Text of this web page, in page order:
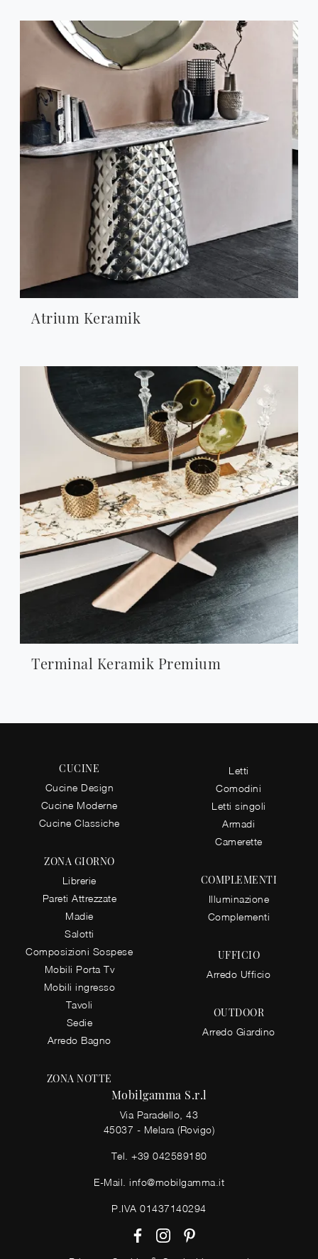
Atrium Keramik
Terminal Keramik Premium
CUCINE
Cucine Design
Cucine Moderne
Cucine Classiche
ZONA GIORNO
Librerie
Pareti Attrezzate
Madie
Salotti
Composizioni Sospese
Mobili Porta Tv
Mobili ingresso
Tavoli
Sedie
Arredo Bagno
ZONA NOTTE
Letti
Comodini
Letti singoli
Armadi
Camerette
COMPLEMENTI
Illuminazione
Complementi
UFFICIO
Arredo Ufficio
OUTDOOR
Arredo Giardino
Mobilgamma S.r.l
Via Paradello, 43
45037 - Melara (Rovigo)
Tel. +39 042589180
E-Mail. info@mobilgamma.it
P.IVA 01437140294